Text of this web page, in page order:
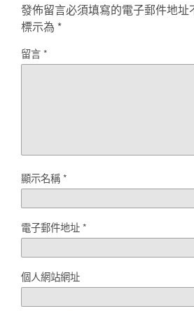
發佈留言必須填寫的電子郵件地址
標示為 *
留言*
顯示名稱*
電子郵件地址*
個人網站網址